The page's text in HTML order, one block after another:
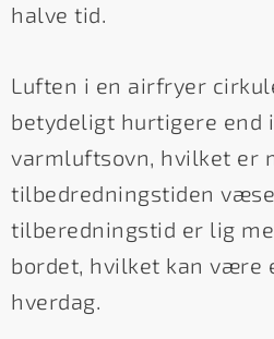
halve tid.
Luften i en airfryer
betydeligt hurtigere end
varmluftsovn, hvilket er
tilbedredningstiden
tilberedningstid er lig
bordet, hvilket kan være
hverdag.